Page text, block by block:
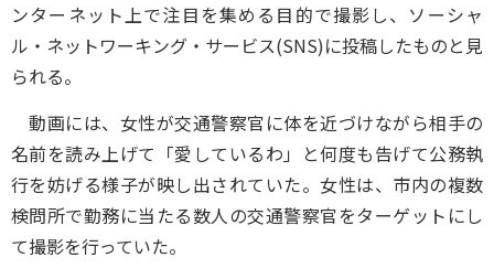
ンターネット上で注目を集める目的で撮影し、ソーシャ
ル・ネットワーキング・サービス(SNS)に投稿したものと見
られる。
動画には、女性が交通警察官に体を近づけながら相手の
名前を読み上げて「愛しているわ」と何度も告げて公務執
行を妨げる様子が映し出されていた。女性は、市内の複数
検問所で勤務に当たる数人の交通警察官をターゲットにし
て撮影を行っていた。